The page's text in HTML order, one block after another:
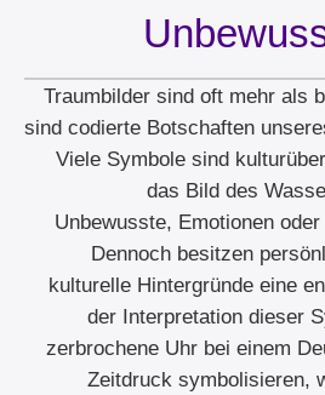
Traumbilder sind oft mehr als
sind codierte Botschaften
Viele Symbole sind
das Bild des
Unbewusste, Emotionen
Dennoch besitzen
kulturelle Hintergründe eine
der Interpretation dieser
zerbrochene Uhr bei einem
Zeitdruck symbolisieren,